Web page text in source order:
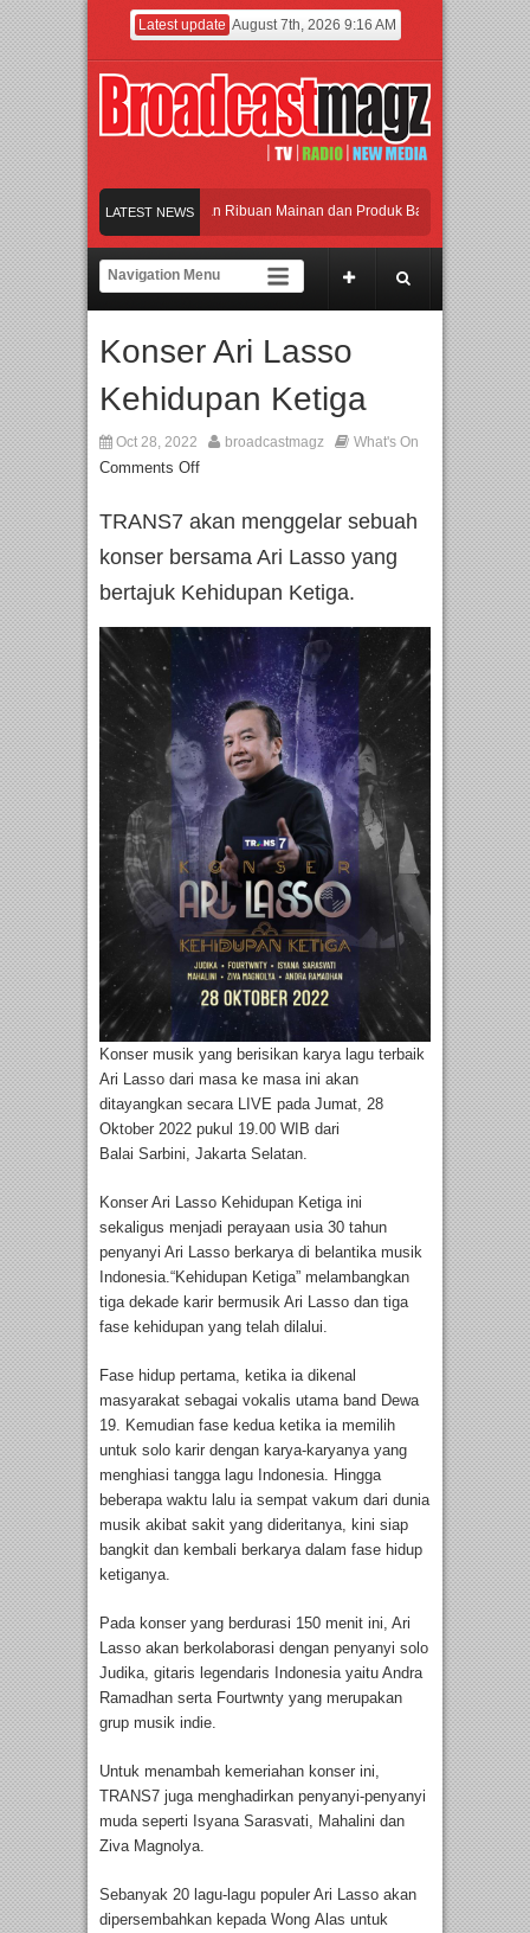
Latest update August 7th, 2026 9:16 AM
LATEST NEWS
Meramaikan Jakarta dengan Ribuan Mainan dan Produk Bayi dari Seluruh Dunia,
Menjadi Gerbang Inovasi dan Peluang Bisnis Industri Gifts dan Housewares Asia
Rayakan Perpaduan Warisan Dan Semangat Lokal, BIRKENSTOCK INDONESIA
Meramaikan Jakarta dengan Ribuan Mainan dan Produk Bayi dari Seluruh Dunia,
Konser Ari Lasso
Kehidupan Ketiga
Oct 28, 2022 broadcastmagz What's On
Comments Off
TRANS7 akan menggelar sebuah
konser bersama Ari Lasso yang
bertajuk Kehidupan Ketiga.
Konser musik yang berisikan karya lagu terbaik
Ari Lasso dari masa ke masa ini akan
ditayangkan secara LIVE pada Jumat, 28
Oktober 2022 pukul 19.00 WIB dari
Balai Sarbini, Jakarta Selatan.
Konser Ari Lasso Kehidupan Ketiga ini
sekaligus menjadi perayaan usia 30 tahun
penyanyi Ari Lasso berkarya di belantika musik
Indonesia.“Kehidupan Ketiga” melambangkan
tiga dekade karir bermusik Ari Lasso dan tiga
fase kehidupan yang telah dilalui.
Fase hidup pertama, ketika ia dikenal
masyarakat sebagai vokalis utama band Dewa
19. Kemudian fase kedua ketika ia memilih
untuk solo karir dengan karya-karyanya yang
menghiasi tangga lagu Indonesia. Hingga
beberapa waktu lalu ia sempat vakum dari dunia
musik akibat sakit yang dideritanya, kini siap
bangkit dan kembali berkarya dalam fase hidup
ketiganya.
Pada konser yang berdurasi 150 menit ini, Ari
Lasso akan berkolaborasi dengan penyanyi solo
Judika, gitaris legendaris Indonesia yaitu Andra
Ramadhan serta Fourtwnty yang merupakan
grup musik indie.
Untuk menambah kemeriahan konser ini,
TRANS7 juga menghadirkan penyanyi-penyanyi
muda seperti Isyana Sarasvati, Mahalini dan
Ziva Magnolya.
Sebanyak 20 lagu-lagu populer Ari Lasso akan
dipersembahkan kepada Wong Alas untuk